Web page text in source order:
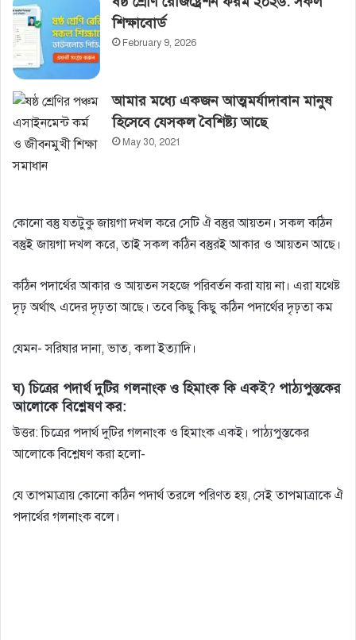
শিক্ষাবোর্ড
February 9, 2026
আমার মধ্যে একজন আত্মমর্যাদাবান মানুষ
হিসেবে যেসকল বৈশিষ্ট্য আছে
May 30, 2021
কোনো বস্তু যতটুকু জায়গা দখল করে সেটি ঐ বস্তুর আয়তন। সকল কঠিন
বস্তুই জায়গা দখল করে, তাই সকল কঠিন বস্তুরই আকার ও আয়তন আছে।
কঠিন পদার্থের আকার ও আয়তন সহজে পরিবর্তন করা যায় না। এরা যথেষ্ট
দৃঢ় অর্থাৎ এদের দৃঢ়তা আছে। তবে কিছু কিছু কঠিন পদার্থের দৃঢ়তা কম
যেমন- সরিষার দানা, ভাত, কলা ইত্যাদি।
ঘ) চিত্রের পদার্থ দুটির গলনাংক ও হিমাংক কি একই? পাঠ্যপুস্তকের
আলােকে বিশ্লেষণ কর:
উত্তর: চিত্রের পদার্থ দুটির গলনাংক ও হিমাংক একই। পাঠ্যপুস্তকের
আলোকে বিশ্লেষণ করা হলো-
যে তাপমাত্রায় কোনো কঠিন পদার্থ তরলে পরিণত হয়, সেই তাপমাত্রাকে ঐ
পদার্থের গলনাংক বলে।